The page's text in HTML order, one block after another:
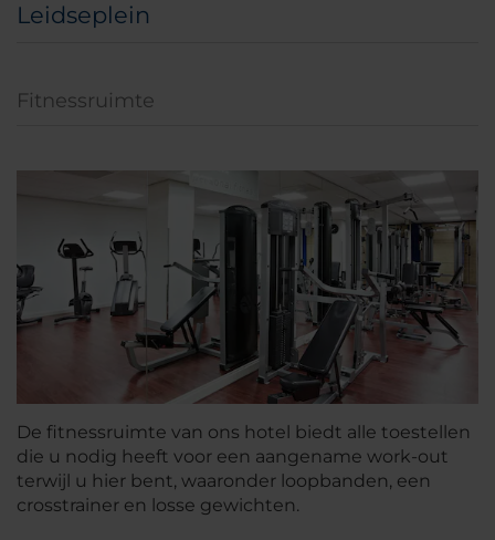
Leidseplein
Fitnessruimte
De fitnessruimte van ons hotel biedt alle toestellen
die u nodig heeft voor een aangename work-out
terwijl u hier bent, waaronder loopbanden, een
crosstrainer en losse gewichten.